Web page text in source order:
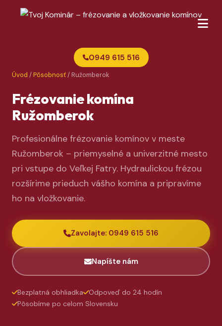
0949 615 516
Úvod /Pôsobnosť/ Ružomberok
Frézovanie komína
Ružomberok
Profesionálne frézovanie komínov v meste
Ružomberok – priemyselné a univerzitné mesto
pri vstupe do Veľkej Fatry. Hydraulickou frézou
rozšírime prieduch vášho komína a pripravíme
ho na vložkovanie.
Zavolajte: 0949 615 516
Napíšte nám
Bezplatná obhliadka
Odpoveď do 24 hodín
Pôsobíme po celom Slovensku